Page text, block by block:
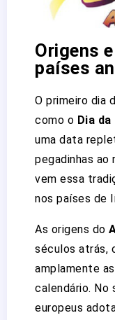
Origens
países
O primeiro dia
como o Dia
uma data
pegadinhas ao
vem essa
nos países de
As origens do
séculos atrás,
amplamente
calendário. No
europeus